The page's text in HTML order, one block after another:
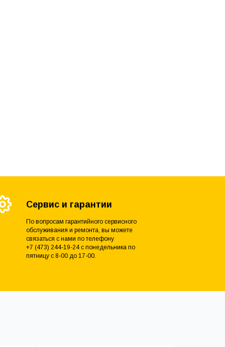
Сервис и гарантии
По вопросам гарантийного сервисного
обслуживания и ремонта, вы можете
связаться с нами по телефону
+7 (473) 244-19-24 с понедельника по
пятницу с 8-00 до 17-00.